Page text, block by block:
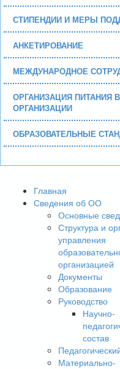
СТИПЕНДИИ И МЕРЫ
АНКЕТИРОВАНИЕ
МЕЖДУНАРОДНОЕ
ОРГАНИЗАЦИЯ ПИТАНИЯ
ОРГАНИЗАЦИИ
ОБРАЗОВАТЕЛЬНЫЕ
Главная
Сведения об ОО
Основные
Структура и
управления
организацией
Документы
Образование
Руководство
Научно-
состав
Материально-